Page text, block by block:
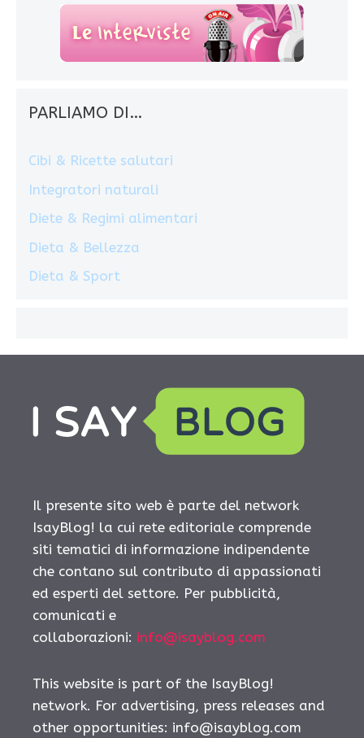
PARLIAMO DI…
Cibi & Ricette salutari
Integratori naturali
Diete & Regimi alimentari
Dieta & Bellezza
Dieta & Sport
Il presente sito web è parte del network
IsayBlog! la cui rete editoriale comprende
siti tematici di informazione indipendente
che contano sul contributo di appassionati
ed esperti del settore. Per pubblicità,
comunicati e
collaborazioni: info@isayblog.com
This website is part of the IsayBlog!
network. For advertising, press releases and
other opportunities: info@isayblog.com